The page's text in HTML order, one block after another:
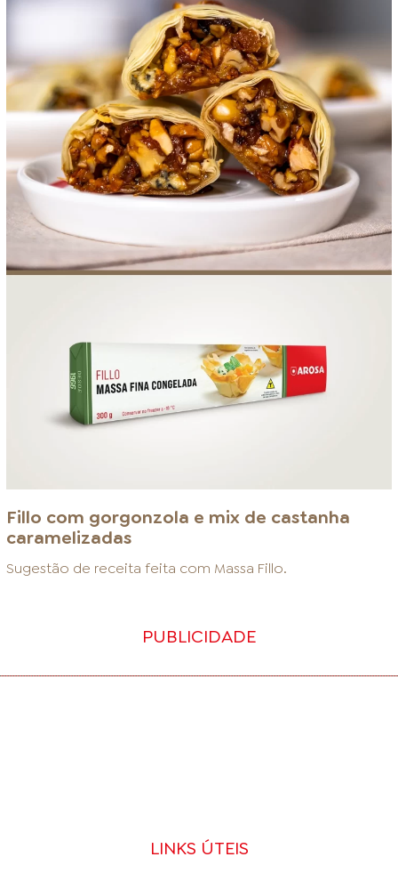
Fillo com gorgonzola e mix de castanha
caramelizadas
Sugestão de receita feita com Massa Fillo.
PUBLICIDADE
LINKS ÚTEIS